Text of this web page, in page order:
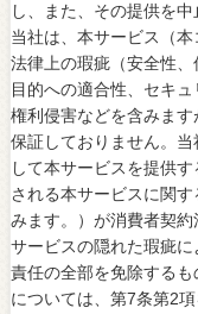
し、また、その提供を
当社は、本サービス（
法律上の瑕疵（安全性
目的への適合性、セキ
権利侵害などを含みま
保証しておりません。
して本サービスを提供
される本サービスに関
みます。）が消費者契
サービスの隠れた瑕疵
責任の全部を免除する
については、第7条第2項